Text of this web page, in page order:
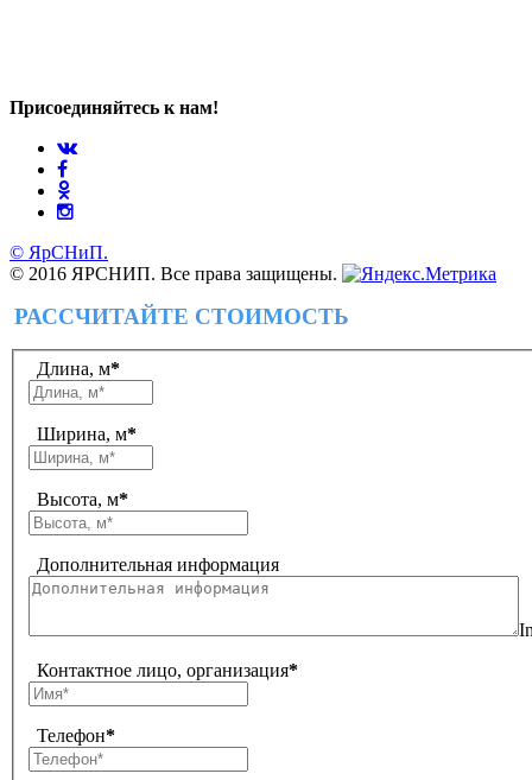
Присоединяйтесь к нам!
© ЯрСНиП.
© 2016 ЯРСНИП. Все права защищены.
РАССЧИТАЙТЕ СТОИМОСТЬ
Длина, м*
Ширина, м*
Высота, м*
Дополнительная информация
Контактное лицо, организация*
Телефон*